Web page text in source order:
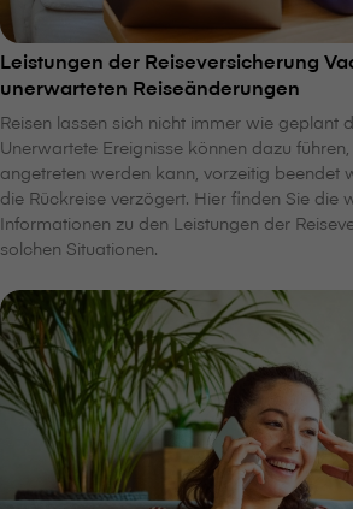
Leistungen der Reiseversicherung
unerwarteten Reiseänderungen
Reisen lassen sich nicht immer wie geplant
Unerwartete Ereignisse können dazu
angetreten werden kann, vorzeitig beendet
die Rückreise verzögert. Hier finden Sie die
Informationen zu den Leistungen der
solchen Situationen.